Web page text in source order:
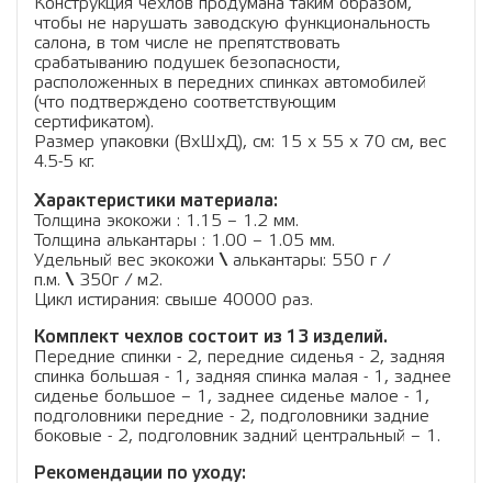
Конструкция чехлов продумана таким образом,
чтобы не нарушать заводскую функциональность
салона, в том числе не препятствовать
срабатыванию подушек безопасности,
расположенных в передних спинках автомобилей
(что подтверждено соответствующим
сертификатом).
Размер упаковки (ВхШхД), см: 15 x 55 x 70 см, вес
4.5-5 кг.
Характеристики материала:
Толщина экокожи : 1.15 – 1.2 мм.
Толщина алькантары : 1.00 – 1.05 мм.
Удельный вес экокожи \ алькантары: 550 г /
п.м. \ 350г / м2.
Цикл истирания: свыше 40000 раз.
Комплект чехлов состоит из 13 изделий.
Передние спинки - 2, передние сиденья - 2, задняя
спинка большая - 1, задняя спинка малая - 1, заднее
сиденье большое – 1, заднее сиденье малое - 1,
подголовники передние - 2, подголовники задние
боковые - 2, подголовник задний центральный – 1.
Рекомендации по уходу: